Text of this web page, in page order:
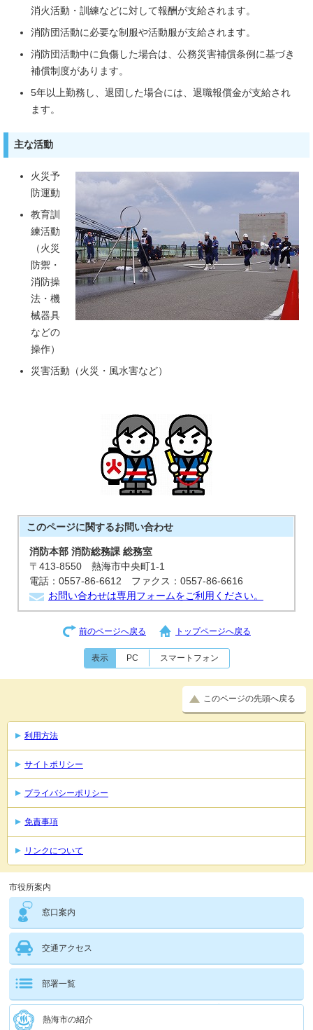
消火活動・訓練などに対して報酬が支給されます。
消防団活動に必要な制服や活動服が支給されます。
消防団活動中に負傷した場合は、公務災害補償条例に基づき
補償制度があります。
5年以上勤務し、退団した場合には、退職報償金が支給され
ます。
主な活動
火災予
防運動
教育訓
練活動
（火災
防禦・
消防操
法・機
械器具
などの
操作）
災害活動（火災・風水害など）
このページに関するお問い合わせ
消防本部 消防総務課 総務室
〒413-8550 熱海市中央町1-1
電話：0557-86-6612 ファクス：0557-86-6616
お問い合わせは専用フォームをご利用ください。
前のページへ戻る トップページへ戻る
表示 PC スマートフォン
このページの先頭へ戻る
利用方法
サイトポリシー
プライバシーポリシー
免責事項
リンクについて
市役所案内
窓口案内
交通アクセス
部署一覧
熱海市の紹介